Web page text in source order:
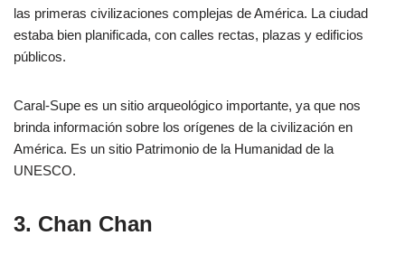
las primeras civilizaciones complejas de América. La ciudad
estaba bien planificada, con calles rectas, plazas y edificios
públicos.
Caral-Supe es un sitio arqueológico importante, ya que nos
brinda información sobre los orígenes de la civilización en
América. Es un sitio Patrimonio de la Humanidad de la
UNESCO.
3. Chan Chan